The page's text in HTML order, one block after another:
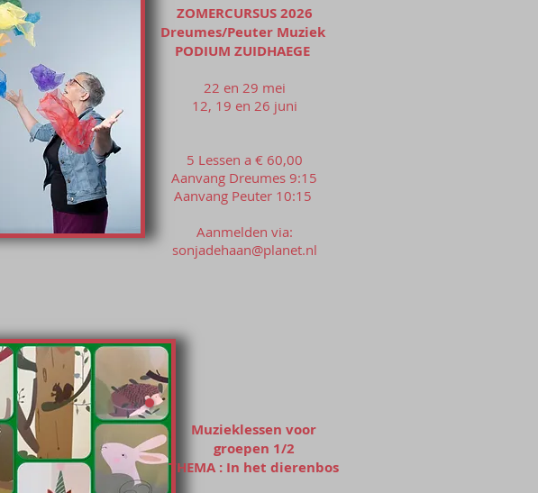
ZOMERCURSUS 2026
Dreumes/Peuter Muziek
PODIUM ZUIDHAEGE
22 en 29 mei
12, 19 en 26 juni
5 Lessen a € 60,00
Aanvang Dreumes 9:15
Aanvang Peuter 10:15
Aanmelden via:
sonjadehaan@planet.nl
Muzieklessen voor
groepen 1/2
THEMA : In het dierenbos